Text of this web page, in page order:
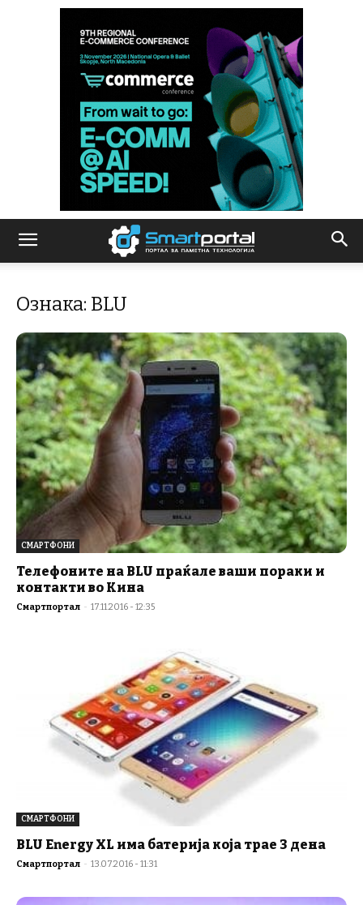
Ознака: BLU
СМАРТФОНИ
Телефоните на BLU праќале ваши пораки и
контакти во Кина
Смартпортал - 17.11.2016 - 12:35
СМАРТФОНИ
BLU Energy XL има батерија која трае 3 дена
Смартпортал - 13.07.2016 - 11:31